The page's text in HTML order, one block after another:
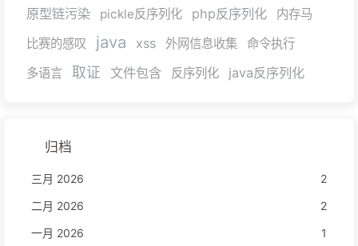
原型链污染
pickle反序列化 php反序列化
内存马
比赛的感叹
java xss 外网信息收集
命令执行
多语言
取证 文件包含 反序列化 java反序列化
归档
三月 2026
2
二月 2026
2
一月 2026
1